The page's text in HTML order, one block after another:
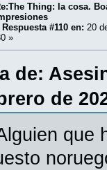
Thing: la cosa.
Respuesta #110 en: 20
»
de:
de
que